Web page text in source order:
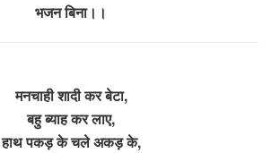
भजन बिना।।
मनचाही शादी कर बेटा,
बहु ब्याह कर लाए,
हाथ पकड़ के चले अकड़ के,